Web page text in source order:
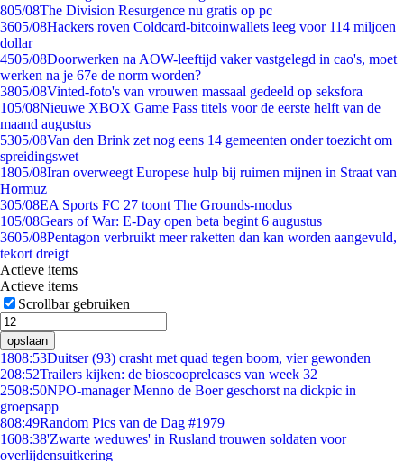
805/08The Division Resurgence nu gratis op pc
3605/08Hackers roven Coldcard-bitcoinwallets leeg voor 114 miljoen
dollar
4505/08Doorwerken na AOW-leeftijd vaker vastgelegd in cao's, moet
werken na je 67e de norm worden?
3805/08Vinted-foto's van vrouwen massaal gedeeld op seksfora
105/08Nieuwe XBOX Game Pass titels voor de eerste helft van de
maand augustus
5305/08Van den Brink zet nog eens 14 gemeenten onder toezicht om
spreidingswet
1805/08Iran overweegt Europese hulp bij ruimen mijnen in Straat van
Hormuz
305/08EA Sports FC 27 toont The Grounds-modus
105/08Gears of War: E-Day open beta begint 6 augustus
3605/08Pentagon verbruikt meer raketten dan kan worden aangevuld,
tekort dreigt
Actieve items
Actieve items
Scrollbar gebruiken
opslaan
1808:53Duitser (93) crasht met quad tegen boom, vier gewonden
208:52Trailers kijken: de bioscoopreleases van week 32
2508:50NPO-manager Menno de Boer geschorst na dickpic in
groepsapp
808:49Random Pics van de Dag #1979
1608:38'Zwarte weduwes' in Rusland trouwen soldaten voor
overlijdensuitkering